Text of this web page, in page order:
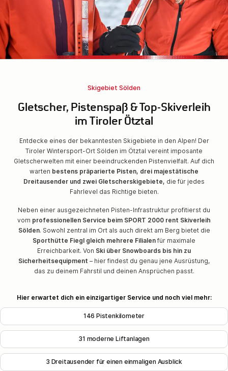
Skigebiet Sölden
Gletscher, Pistenspaß & Top-Skiverleih
im Tiroler Ötztal
Entdecke eines der bekanntesten Skigebiete in den Alpen! Der
Tiroler Wintersport-Ort Sölden im Ötztal vereint imposante
Gletscherwelten mit einer beeindruckenden Pistenvielfalt. Auf dich
warten bestens präparierte Pisten, drei majestätische
Dreitausender und zwei Gletscherskigebiete, die für jedes
Fahrlevel das Richtige bieten.
Neben einer ausgezeichneten Pisten-Infrastruktur profitierst du
vom professionellen Service beim SPORT 2000 rent Skiverleih
Sölden. Sowohl zentral im Ort als auch direkt am Berg bietet die
Sporthütte Fiegl gleich mehrere Filialen für maximale
Erreichbarkeit. Von Ski über Snowboards bis hin zu
Sicherheitsequipment – hier findest du genau jene Ausrüstung,
das zu deinem Fahrstil und deinen Ansprüchen passt.
Hier erwartet dich ein einzigartiger Service und noch viel mehr:
146 Pistenkilometer
31 moderne Liftanlagen
3 Dreitausender für einen einmaligen Ausblick